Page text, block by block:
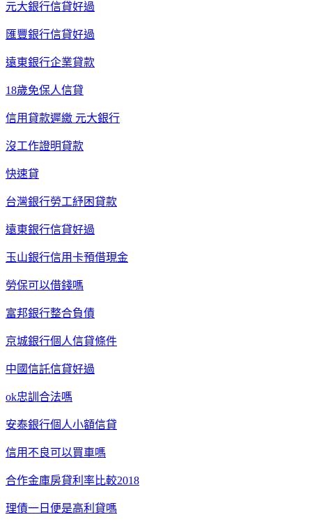
元大銀行信貸好過
匯豐銀行信貸好過
遠東銀行企業貸款
18歲免保人信貸
信用貸款遲繳 元大銀行
沒工作證明貸款
快速貸
台灣銀行勞工紓困貸款
遠東銀行信貸好過
玉山銀行信用卡預借現金
勞保可以借錢嗎
富邦銀行整合負債
京城銀行個人信貸條件
中國信託信貸好過
ok忠訓合法嗎
安泰銀行個人小額信貸
信用不良可以買車嗎
合作金庫房貸利率比較2018
理債一日便是高利貸嗎